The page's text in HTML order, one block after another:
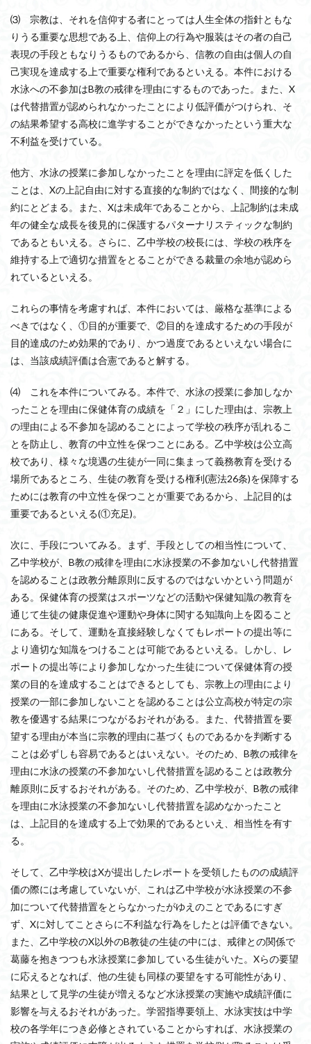
⑶ 宗教は、それを信仰する者にとっては人生全体の指針ともな
りうる重要な思想である上、信仰上の行為や服装はその者の自己
表現の手段ともなりうるものであるから、信教の自由は個人の自
己実現を達成する上で重要な権利であるといえる。本件における
水泳への不参加はB教の戒律を理由にするものであった。また、X
は代替措置が認められなかったことにより低評価がつけられ、そ
の結果希望する高校に進学することができなかったという重大な
不利益を受けている。
他方、水泳の授業に参加しなかったことを理由に評定を低くした
ことは、Xの上記自由に対する直接的な制約ではなく、間接的な制
約にとどまる。また、Xは未成年であることから、上記制約は未成
年の健全な成長を後見的に保護するパターナリスティックな制約
であるともいえる。さらに、乙中学校の校長には、学校の秩序を
維持する上で適切な措置をとることができる裁量の余地が認めら
れているといえる。
これらの事情を考慮すれば、本件においては、厳格な基準による
べきではなく、①目的が重要で、②目的を達成するための手段が
目的達成のため効果的であり、かつ過度であるといえない場合に
は、当該成績評価は合憲であると解する。
⑷ これを本件についてみる。本件で、水泳の授業に参加しなか
ったことを理由に保健体育の成績を「２」にした理由は、宗教上
の理由による不参加を認めることによって学校の秩序が乱れるこ
とを防止し、教育の中立性を保つことにある。乙中学校は公立高
校であり、様々な境遇の生徒が一同に集まって義務教育を受ける
場所であるところ、生徒の教育を受ける権利(憲法26条)を保障する
ためには教育の中立性を保つことが重要であるから、上記目的は
重要であるといえる(①充足)。
次に、手段についてみる。まず、手段としての相当性について、
乙中学校が、B教の戒律を理由に水泳授業の不参加ないし代替措置
を認めることは政教分離原則に反するのではないかという問題が
ある。保健体育の授業はスポーツなどの活動や保健知識の教育を
通じて生徒の健康促進や運動や身体に関する知識向上を図ること
にある。そして、運動を直接経験しなくてもレポートの提出等に
より適切な知識をつけることは可能であるといえる。しかし、レ
ポートの提出等により参加しなかった生徒について保健体育の授
業の目的を達成することはできるとしても、宗教上の理由により
授業の一部に参加しないことを認めることは公立高校が特定の宗
教を優遇する結果につながるおそれがある。また、代替措置を要
望する理由が本当に宗教的理由に基づくものであるかを判断する
ことは必ずしも容易であるとはいえない。そのため、B教の戒律を
理由に水泳の授業の不参加ないし代替措置を認めることは政教分
離原則に反するおそれがある。そのため、乙中学校が、B教の戒律
を理由に水泳授業の不参加ないし代替措置を認めなかったこと
は、上記目的を達成する上で効果的であるといえ、相当性を有す
る。
そして、乙中学校はXが提出したレポートを受領したものの成績評
価の際には考慮していないが、これは乙中学校が水泳授業の不参
加について代替措置をとらなかったがゆえのことであるにすぎ
ず、Xに対してことさらに不利益な行為をしたとは評価できない。
また、乙中学校のX以外のB教徒の生徒の中には、戒律との関係で
葛藤を抱きつつも水泳授業に参加している生徒がいた。Xらの要望
に応えるとなれば、他の生徒も同様の要望をする可能性があり、
結果として見学の生徒が増えるなど水泳授業の実施や成績評価に
影響を与えるおそれがあった。学習指導要領上、水泳実技は中学
校の各学年につき必修とされていることからすれば、水泳授業の